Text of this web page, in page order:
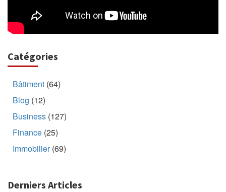
Catégories
Bâtiment (64)
Blog (12)
Business (127)
Finance (25)
Immobilier(69)
Derniers Articles